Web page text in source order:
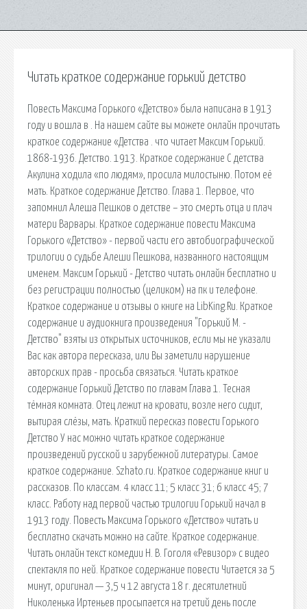
Читать краткое содержание горький детство
Повесть Максима Горького «Детство» была написана в 1913
году и вошла в . На нашем сайте вы можете онлайн прочитать
краткое содержание «Детства . что читает Максим Горький.
1868-1936. Детство. 1913. Краткое содержание С детства
Акулина ходила «по людям», просила милостыню. Потом её
мать. Краткое содержание Детство. Глава 1. Первое, что
запомнил Алеша Пешков о детстве – это смерть отца и плач
матери Варвары. Краткое содержание повести Максима
Горького «Детство» - первой части его автобиографической
трилогии о судьбе Алеши Пешкова, названного настоящим
именем. Максим Горький - Детство читать онлайн бесплатно и
без регистрации полностью (целиком) на пк и телефоне.
Краткое содержание и отзывы о книге на LibKing.Ru. Краткое
содержание и аудиокнига произведения "Горький М. -
Детство" взяты из открытых источников, если мы не указали
Вас как автора пересказа, или Вы заметили нарушение
авторских прав - просьба связаться. Читать краткое
содержание Горький Детство по главам Глава 1. Тесная
тёмная комната. Отец лежит на кровати, возле него сидит,
вытирая слёзы, мать. Краткий пересказ повести Горького
Детство У нас можно читать краткое содержание
произведений русской и зарубежной литературы. Самое
краткое содержание. Szhato.ru. Краткое содержание книг и
рассказов. По классам. 4 класс 11; 5 класс 31; 6 класс 45; 7
класс. Работу над первой частью трилогии Горький начал в
1913 году. Повесть Максима Горького «Детство» читать и
бесплатно скачать можно на сайте. Краткое содержание.
Читать онлайн текст комедии Н. В. Гоголя «Ревизор» с видео
спектакля по ней. Краткое содержание повести Читается за 5
минут, оригинал — 3,5 ч 12 августа 18 г. десятилетний
Николенька Иртеньев просыпается на третий день после